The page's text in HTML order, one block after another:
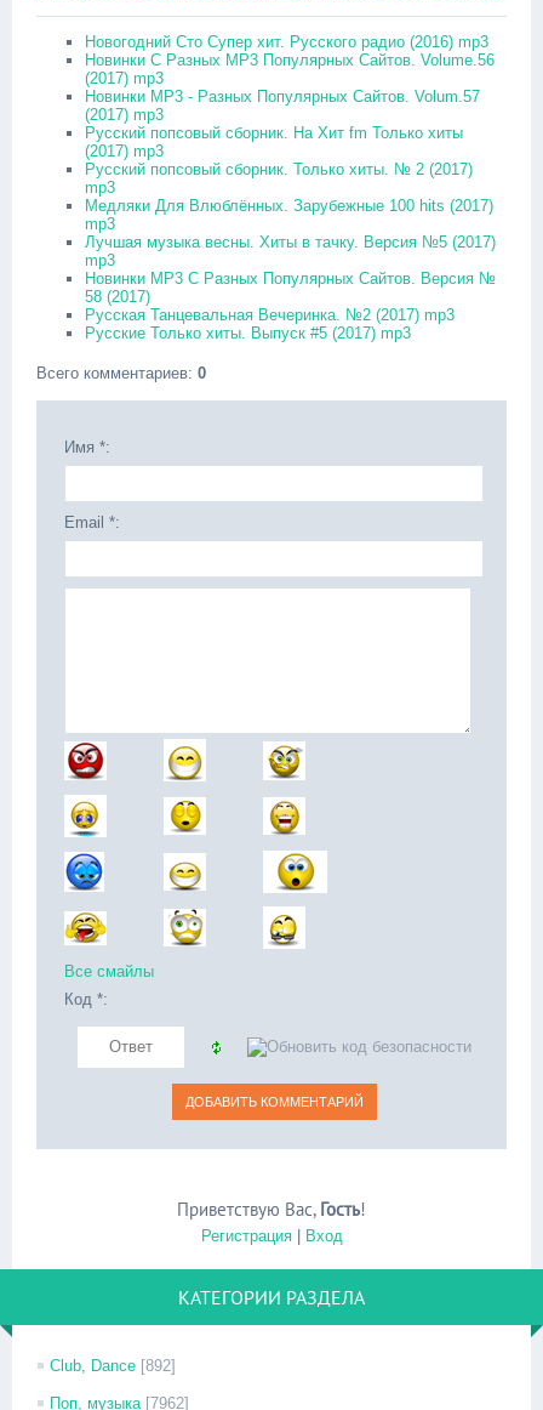
Новогодний Сто Супер хит. Русского радио (2016) mp3
Новинки С Разных MP3 Популярных Сайтов. Volume.56
(2017) mp3
Новинки MP3 - Разных Популярных Сайтов. Volum.57
(2017) mp3
Русский попсовый сборник. На Хит fm Только хиты
(2017) mp3
Русский попсовый сборник. Только хиты. № 2 (2017)
mp3
Медляки Для Влюблённых. Зарубежные 100 hits (2017)
mp3
Лучшая музыка весны. Хиты в тачку. Версия №5 (2017)
mp3
Новинки MP3 С Разных Популярных Сайтов. Версия №
58 (2017)
Русская Танцевальная Вечеринка. №2 (2017) mp3
Русские Только хиты. Выпуск #5 (2017) mp3
Всего комментариев: 0
Имя *:
Email *:
Все смайлы
Код *:
Приветствую Вас, Гость!
Регистрация| Вход
КАТЕГОРИИ РАЗДЕЛА
Club, Dance [892]
Поп, музыка [7962]